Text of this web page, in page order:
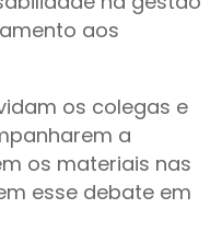
aos
os colegas e
a
os materiais nas
esse debate em